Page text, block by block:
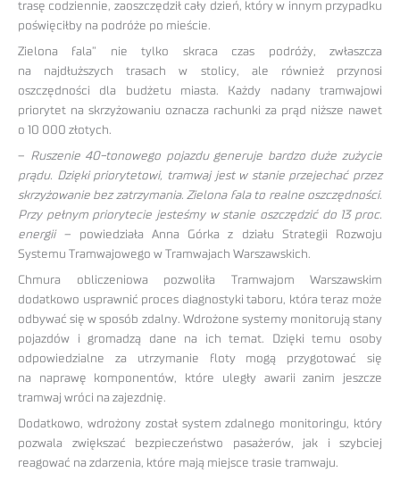
trasę codziennie, zaoszczędził cały dzień, który w innym przypadku
poświęciłby na podróże po mieście.
Zielona fala” nie tylko skraca czas podróży, zwłaszcza
na najdłuższych trasach w stolicy, ale również przynosi
oszczędności dla budżetu miasta. Każdy nadany tramwajowi
priorytet na skrzyżowaniu oznacza rachunki za prąd niższe nawet
o 10 000 złotych.
– Ruszenie 40-tonowego pojazdu generuje bardzo duże zużycie
prądu. Dzięki priorytetowi, tramwaj jest w stanie przejechać przez
skrzyżowanie bez zatrzymania. Zielona fala to realne oszczędności.
Przy pełnym priorytecie jesteśmy w stanie oszczędzić do 13 proc.
energii – powiedziała Anna Górka z działu Strategii Rozwoju
Systemu Tramwajowego w Tramwajach Warszawskich.
Chmura obliczeniowa pozwoliła Tramwajom Warszawskim
dodatkowo usprawnić proces diagnostyki taboru, która teraz może
odbywać się w sposób zdalny. Wdrożone systemy monitorują stany
pojazdów i gromadzą dane na ich temat. Dzięki temu osoby
odpowiedzialne za utrzymanie floty mogą przygotować się
na naprawę komponentów, które uległy awarii zanim jeszcze
tramwaj wróci na zajezdnię.
Dodatkowo, wdrożony został system zdalnego monitoringu, który
pozwala zwiększać bezpieczeństwo pasażerów, jak i szybciej
reagować na zdarzenia, które mają miejsce trasie tramwaju.